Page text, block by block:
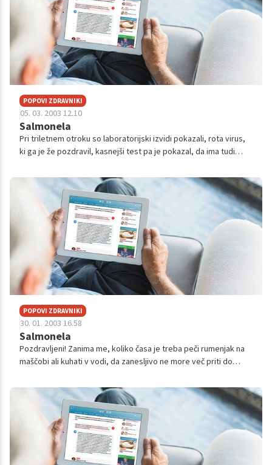
POPOVI ZDRAVNIKI
05. 03. 2003 12.10
Salmonela
Pri triletnem otroku so laboratorijski izvidi pokazali, rota virus,
ki ga je že pozdravil, kasnejši test pa je pokazal, da ima tudi
res m...
POPOVI ZDRAVNIKI
30. 01. 2003 16.58
Salmonela
Pozdravljeni! Zanima me, koliko časa je treba peči rumenjak na
maščobi ali kuhati v vodi, da zanesljivo ne more več priti do